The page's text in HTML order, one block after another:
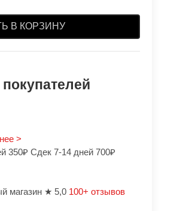
В КОРЗИНУ
>
350₽ Сдек 7-14 дней 700₽
магазин ★ 5,0 100+ отзывов